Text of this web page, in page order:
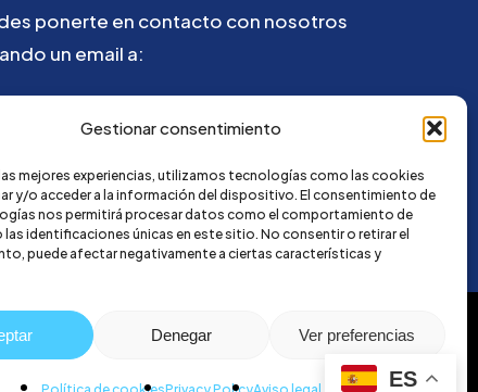
Gestionar consentimiento
mejores experiencias, utilizamos tecnologías como las cookies
y/o acceder a la información del dispositivo. El consentimiento de
nos permitirá procesar datos como el comportamiento de
las identificaciones únicas en este sitio. No consentir o retirar el
puede afectar negativamente a ciertas características y
Denegar Ver preferencias
ponerte en contacto con nosotros
un email a:
ES